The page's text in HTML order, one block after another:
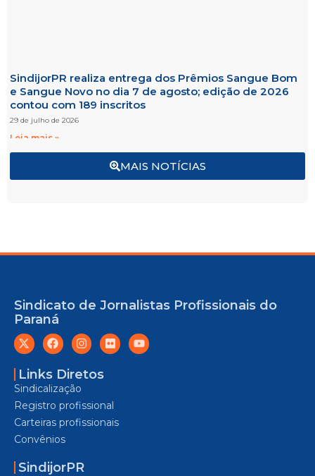
MAIS NOTÍCIAS
SindijorPR realiza entrega dos Prêmios Sangue Bom
e Sangue Novo no dia 7 de agosto; edição de 2026
contou com 189 inscritos
29 de julho de 2026
Leia mais »
Sindicato de Jornalistas Profissionais do
Paraná
Links Diretos
Sindicalização
Registro profissional
Carteiras profissionais
Convênios
SindijorPR